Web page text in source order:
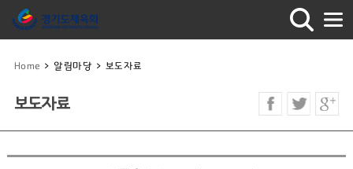
Home > 알림마당 > 보도자료
보도자료